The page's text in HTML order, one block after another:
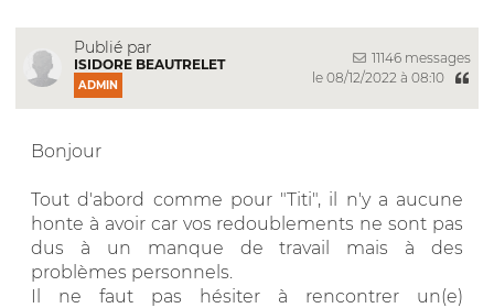
Publié par
ISIDORE BEAUTRELET
ADMIN
11146 messages
le 08/12/2022 à 08:10
Bonjour
Tout d'abord comme pour "Titi", il n'y a aucune
honte à avoir car vos redoublements ne sont pas
dus à un manque de travail mais à des
problèmes personnels.
Il ne faut pas hésiter à rencontrer un(e)